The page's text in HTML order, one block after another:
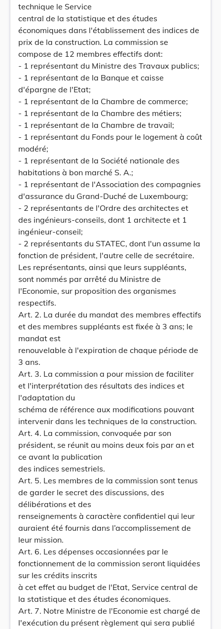
technique le Service
central de la statistique et des études
économiques dans l'établissement des indices de
prix de la construction. La commission se
compose de 12 membres effectifs dont:
- 1 représentant du Ministre des Travaux publics;
- 1 représentant de la Banque et caisse
d'épargne de l'Etat;
- 1 représentant de la Chambre de commerce;
- 1 représentant de la Chambre des métiers;
- 1 représentant de la Chambre de travail;
- 1 représentant du Fonds pour le logement à coût
modéré;
- 1 représentant de la Société nationale des
habitations à bon marché S. A.;
- 1 représentant de l'Association des compagnies
d'assurance du Grand-Duché de Luxembourg;
- 2 représentants de l'Ordre des architectes et
des ingénieurs-conseils, dont 1 architecte et 1
ingénieur-conseil;
- 2 représentants du STATEC, dont l'un assume la
fonction de président, l'autre celle de secrétaire.
Les représentants, ainsi que leurs suppléants,
sont nommés par arrêté du Ministre de
l'Economie, sur proposition des organismes
respectifs.
Art. 2. La durée du mandat des membres effectifs
et des membres suppléants est fixée à 3 ans; le
mandat est
renouvelable à l'expiration de chaque période de
3 ans.
Art. 3. La commission a pour mission de faciliter
et l'interprétation des résultats des indices et
l'adaptation du
schéma de référence aux modifications pouvant
intervenir dans les techniques de la construction.
Art. 4. La commission, convoquée par son
président, se réunit au moins deux fois par an et
ce avant la publication
des indices semestriels.
Art. 5. Les membres de la commission sont tenus
de garder le secret des discussions, des
délibérations et des
renseignements à caractère confidentiel qui leur
auraient été fournis dans l’accomplissement de
leur mission.
Art. 6. Les dépenses occasionnées par le
fonctionnement de la commission seront liquidées
sur les crédits inscrits
à cet effet au budget de l'Etat, Service central de
la statistique et des études économiques.
Art. 7. Notre Ministre de l'Economie est chargé de
l'exécution du présent règlement qui sera publié